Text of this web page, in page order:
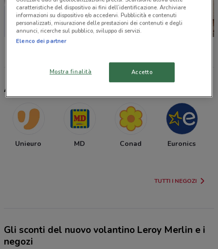
Sky
Altri negozi selezionati per te
Unieuro MD Conad Euronics
TUTTI I NEGOZI
Gli sconti del nuovo volantino Leroy Merlin e i
negozi
caratteristiche del dispositivo ai fini dell’identificazione. Archiviare
informazioni su dispositivo e/o accedervi. Pubblicità e contenuti
personalizzati, misurazione delle prestazioni dei contenuti e degli
annunci, ricerche sul pubblico, sviluppo di servizi.
Elenco dei partner
Mostra finalità Accetto